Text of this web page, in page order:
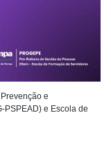
e
PSPEAD) e Escola de